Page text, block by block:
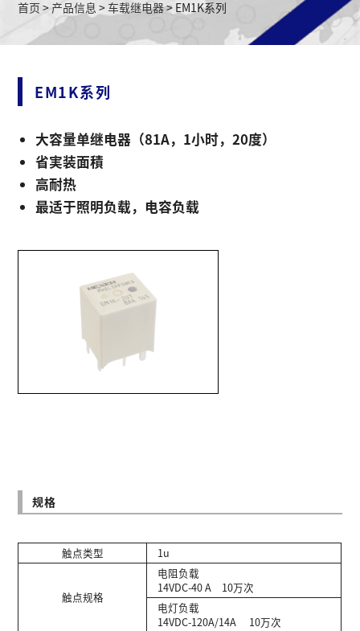
首页 > 产品信息 > 车载继电器> EM1K系列
EM1K系列
大容量单继电器（81A，1小时，20度）
省実装面積
高耐热
最适于照明负载，电容负载
规格
触点类型 1u
触点规格
电阻负载
14VDC-40 A 10万次
电灯负载
14VDC-120A/14A 10万次